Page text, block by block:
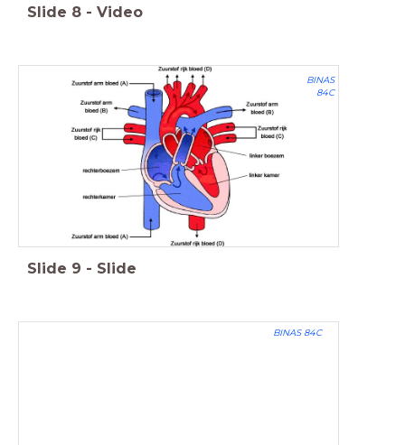
Slide 8 - Video
BINAS
84C
Slide 9 - Slide
BINAS 84C